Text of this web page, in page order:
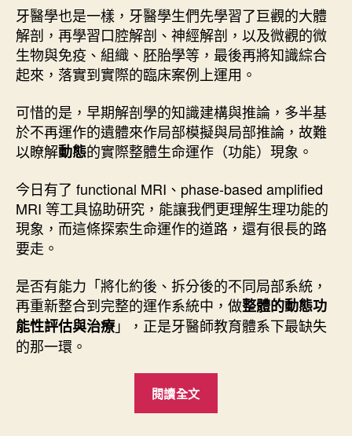
牙醫學也是一樣，牙醫學生們先學習了巨觀的大體
解剖，再學習口腔解剖、神經解剖，以及微觀的微
生物與免疫、組織、胚胎學等，最後再將知識綜合
起來，落實到實際的臨床案例上運用。
可惜的是，早期解剖學的知識建構與推論，多半基
於不再運作的遺體來作局部模擬與局部推論，故難
以瞭解動態的實際整體生命運作（功能）現象。
今日有了 functional MRI、phase-based amplified
MRI 等工具協助研究，能讓我們更理解生理功能的
現象，而這條探索生命運作的道路，還有很長的路
要走。
是否有能力「將化約後、拆分後的不同局部系統，
再重新整合到完整的運作系統中，做整體的動態功
能性評估與治療」，正是牙醫師教育體系下最缺失
的那一環。
閱讀全文